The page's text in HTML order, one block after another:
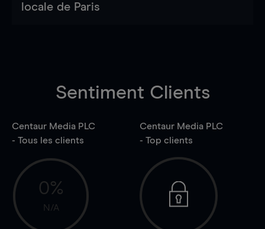
locale de Paris
Sentiment Clients
Centaur Media PLC
- Tous les clients
0%
N/A
Centaur Media PLC
- Top clients